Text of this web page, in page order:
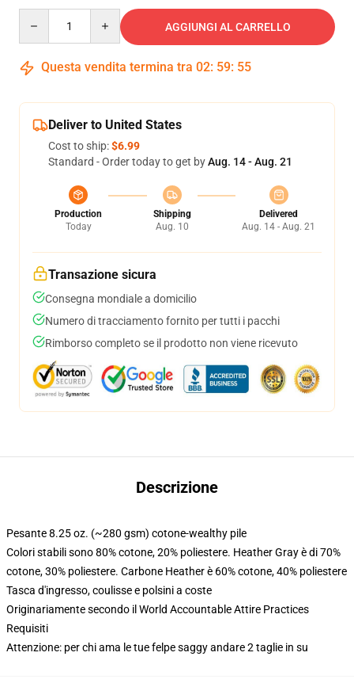
AGGIUNGI AL CARRELLO
Questa vendita termina tra 02: 59: 54
Deliver to United States
Cost to ship:$6.99
Standard - Order today to get byAug. 14 - Aug. 21
Production
Today
Shipping
Aug. 10
Delivered
Aug. 14 - Aug. 21
Transazione sicura
Consegna mondiale a domicilio
Numero di tracciamento fornito per tutti i pacchi
Rimborso completo se il prodotto non viene ricevuto
Descrizione
Pesante 8.25 oz. (~280 gsm) cotone-wealthy pile
Colori stabili sono 80% cotone, 20% poliestere. Heather Gray è di 70%
cotone, 30% poliestere. Carbone Heather è 60% cotone, 40% poliestere
Tasca d'ingresso, coulisse e polsini a coste
Originariamente secondo il World Accountable Attire Practices
Requisiti
Attenzione: per chi ama le tue felpe saggy andare 2 taglie in su